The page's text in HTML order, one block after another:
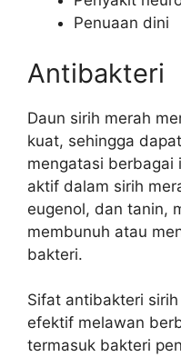
Penuaan dini
Antibakteri
Daun sirih merah
kuat, sehingga
mengatasi berbagai
aktif dalam sirih
eugenol, dan tanin,
membunuh atau
bakteri.
Sifat antibakteri
efektif melawan
termasuk bakteri